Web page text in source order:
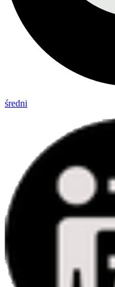
średni